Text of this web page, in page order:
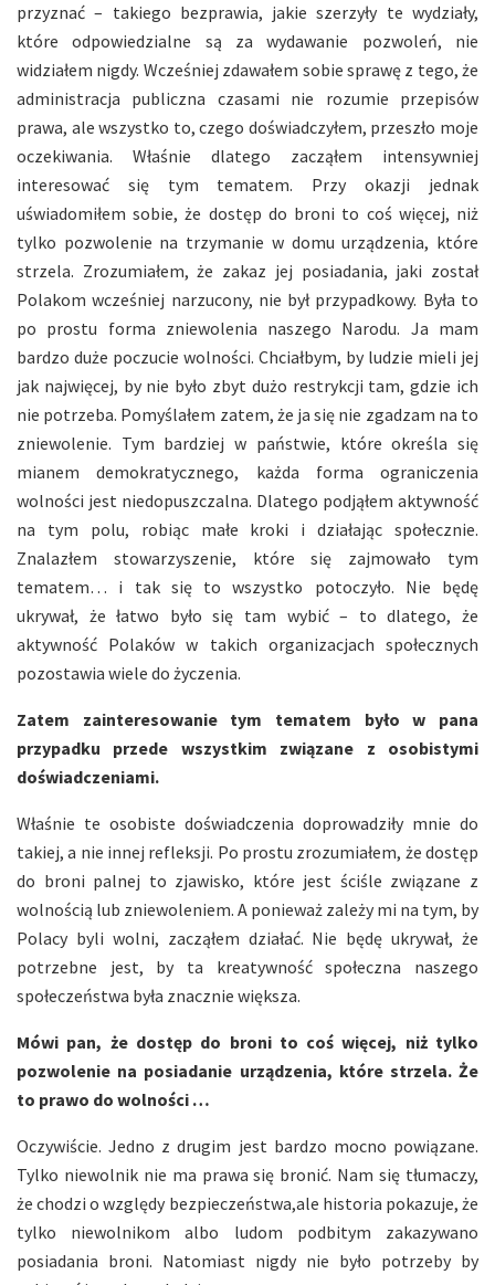
przyznać – takiego bezprawia, jakie szerzyły te wydziały,
które odpowiedzialne są za wydawanie pozwoleń, nie
widziałem nigdy. Wcześniej zdawałem sobie sprawę z tego, że
administracja publiczna czasami nie rozumie przepisów
prawa, ale wszystko to, czego doświadczyłem, przeszło moje
oczekiwania. Właśnie dlatego zacząłem intensywniej
interesować się tym tematem. Przy okazji jednak
uświadomiłem sobie, że dostęp do broni to coś więcej, niż
tylko pozwolenie na trzymanie w domu urządzenia, które
strzela. Zrozumiałem, że zakaz jej posiadania, jaki został
Polakom wcześniej narzucony, nie był przypadkowy. Była to
po prostu forma zniewolenia naszego Narodu. Ja mam
bardzo duże poczucie wolności. Chciałbym, by ludzie mieli jej
jak najwięcej, by nie było zbyt dużo restrykcji tam, gdzie ich
nie potrzeba. Pomyślałem zatem, że ja się nie zgadzam na to
zniewolenie. Tym bardziej w państwie, które określa się
mianem demokratycznego, każda forma ograniczenia
wolności jest niedopuszczalna. Dlatego podjąłem aktywność
na tym polu, robiąc małe kroki i działając społecznie.
Znalazłem stowarzyszenie, które się zajmowało tym
tematem… i tak się to wszystko potoczyło. Nie będę
ukrywał, że łatwo było się tam wybić – to dlatego, że
aktywność Polaków w takich organizacjach społecznych
pozostawia wiele do życzenia.
Zatem zainteresowanie tym tematem było w pana
przypadku przede wszystkim związane z osobistymi
doświadczeniami.
Właśnie te osobiste doświadczenia doprowadziły mnie do
takiej, a nie innej refleksji. Po prostu zrozumiałem, że dostęp
do broni palnej to zjawisko, które jest ściśle związane z
wolnością lub zniewoleniem. A ponieważ zależy mi na tym, by
Polacy byli wolni, zacząłem działać. Nie będę ukrywał, że
potrzebne jest, by ta kreatywność społeczna naszego
społeczeństwa była znacznie większa.
Mówi pan, że dostęp do broni to coś więcej, niż tylko
pozwolenie na posiadanie urządzenia, które strzela. Że
to prawo do wolności …
Oczywiście. Jedno z drugim jest bardzo mocno powiązane.
Tylko niewolnik nie ma prawa się bronić. Nam się tłumaczy,
że chodzi o względy bezpieczeństwa,ale historia pokazuje, że
tylko niewolnikom albo ludom podbitym zakazywano
posiadania broni. Natomiast nigdy nie było potrzeby by